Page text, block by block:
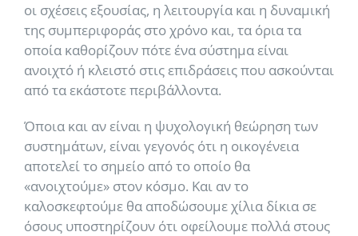
οι σχέσεις εξουσίας, η λειτουργία και η δυναμική
της συμπεριφοράς στο χρόνο και, τα όρια τα
οποία καθορίζουν πότε ένα σύστημα είναι
ανοιχτό ή κλειστό στις επιδράσεις που ασκούνται
από τα εκάστοτε περιβάλλοντα.
Όποια και αν είναι η ψυχολογική θεώρηση των
συστημάτων, είναι γεγονός ότι η οικογένεια
αποτελεί το σημείο από το οποίο θα
«ανοιχτούμε» στον κόσμο. Και αν το
καλοσκεφτούμε θα αποδώσουμε χίλια δίκια σε
όσους υποστηρίζουν ότι οφείλουμε πολλά στους